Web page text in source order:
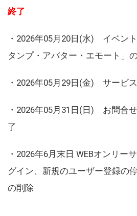
終了
・2026年05月20日(水) イベン
タンプ・アバター・エモート」
・2026年05月29日(金) サービ
・2026年05月31日(日) お問合
了
・2026年6月末日 WEBオンリー
グイン、新規のユーザー登録の
の削除